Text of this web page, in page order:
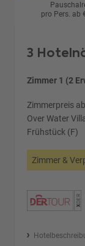
pro Pers. ab
3
Zimmer 1 (2
Zimmerpreis
Over Water
Frühstück (F)
Zimmer &